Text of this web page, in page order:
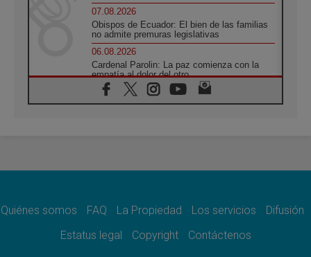
07.08.2026
Obispos de Ecuador: El bien de las familias
no admite premuras legislativas
06.08.2026
Cardenal Parolin: La paz comienza con la
empatía al dolor del otro
06.08.2026
Fray Marco Vianelli: Aprender el Evangelio
06.08.2026
06.08.2026
medio de tensiones y ataques en el sur del
Quiénes somos FAQ La Propiedad Los servicios
Difusión
Estatus legal
Copyright Contáctenos